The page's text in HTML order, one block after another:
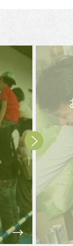
Next